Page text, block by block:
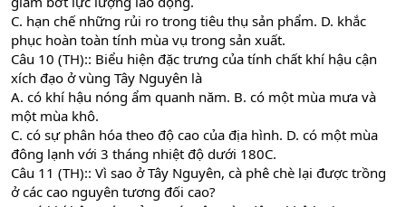
C. hạn chế những rủi ro trong tiêu thụ sản phẩm. D. khắc
phục hoàn toàn tính mùa vụ trong sản xuất.
Câu 10 (TH):: Biểu hiện đặc trưng của tính chất khí hậu cận
xích đạo ở vùng Tây Nguyên là
A. có khí hậu nóng ẩm quanh năm. B. có một mùa mưa và
một mùa khô.
C. có sự phân hóa theo độ cao của địa hình. D. có một mùa
đông lạnh với 3 tháng nhiệt độ dưới 180C.
Câu 11 (TH):: Vì sao ở Tây Nguyên, cà phê chè lại được trồng
ở các cao nguyên tương đối cao?